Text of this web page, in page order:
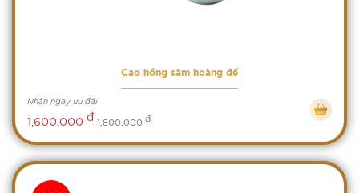
Cao hồng sâm hoàng đế
Nhận ngay ưu đãi
1,600,000 đ 1,800,000đ